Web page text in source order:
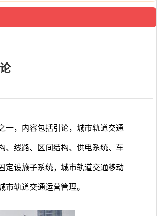
一，内容包括引论，城市轨道交通
、线路、区间结构、供电系统、车
定设施子系统，城市轨道交通移动
轨道交通运营管理。